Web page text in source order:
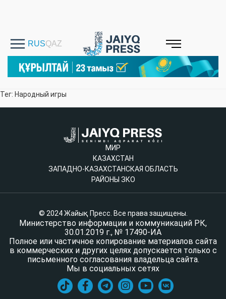
Тег: Народный игры
МИР
КАЗАХСТАН
ЗАПАДНО-КАЗАХСТАНСКАЯ ОБЛАСТЬ
РАЙОНЫ ЗКО
© 2024 Жайық Пресс. Все права защищены.
Министерство информации и коммуникаций РК,
30.01.2019 г., № 17490-ИА
Полное или частичное копирование материалов сайта
в коммерческих и других целях допускается только с
письменного согласования владельца сайта.
Мы в социальных сетях